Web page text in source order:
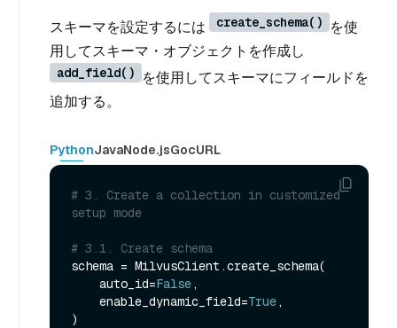
スキーマを設定するには create_schema()
を使
用してスキーマ・オブジェクトを作成し
add_field()
を使用してスキーマにフィールドを
追加する。
PythonJavaNode.jsGocURL
# 3. Create a collection in customized
setup mode
# 3.1. Create schema
schema = MilvusClient.create_schema(
    auto_id=
False ,
    enable_dynamic_field=
True ,
)